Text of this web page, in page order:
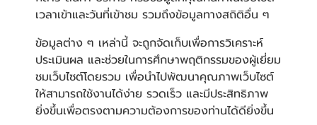
เวลาเข้าและวันที่เข้าชม รวมถึงข้อมูลทางสถิติอื่น ๆ
ข้อมูลต่าง ๆ เหล่านี้ จะถูกจัดเก็บเพื่อการวิเคราะห์
ประเมินผล และช่วยในการศึกษาพฤติกรรมของผู้เยี่ยม
ชมเว็บไซต์โดยรวม เพื่อนำไปพัฒนาคุณภาพเว็บไซต์
ให้สามารถใช้งานได้ง่าย รวดเร็ว และมีประสิทธิภาพ
ยิ่งขึ้นเพื่อตรงตามความต้องการของท่านได้ดียิ่งขึ้น